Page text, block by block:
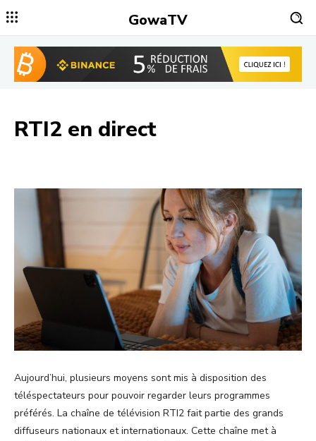
GowaTV
RTI2 en direct
Aujourd’hui, plusieurs moyens sont mis à disposition des
téléspectateurs pour pouvoir regarder leurs programmes
préférés. La chaîne de télévision RTI2 fait partie des grands
diffuseurs nationaux et internationaux. Cette chaîne met à